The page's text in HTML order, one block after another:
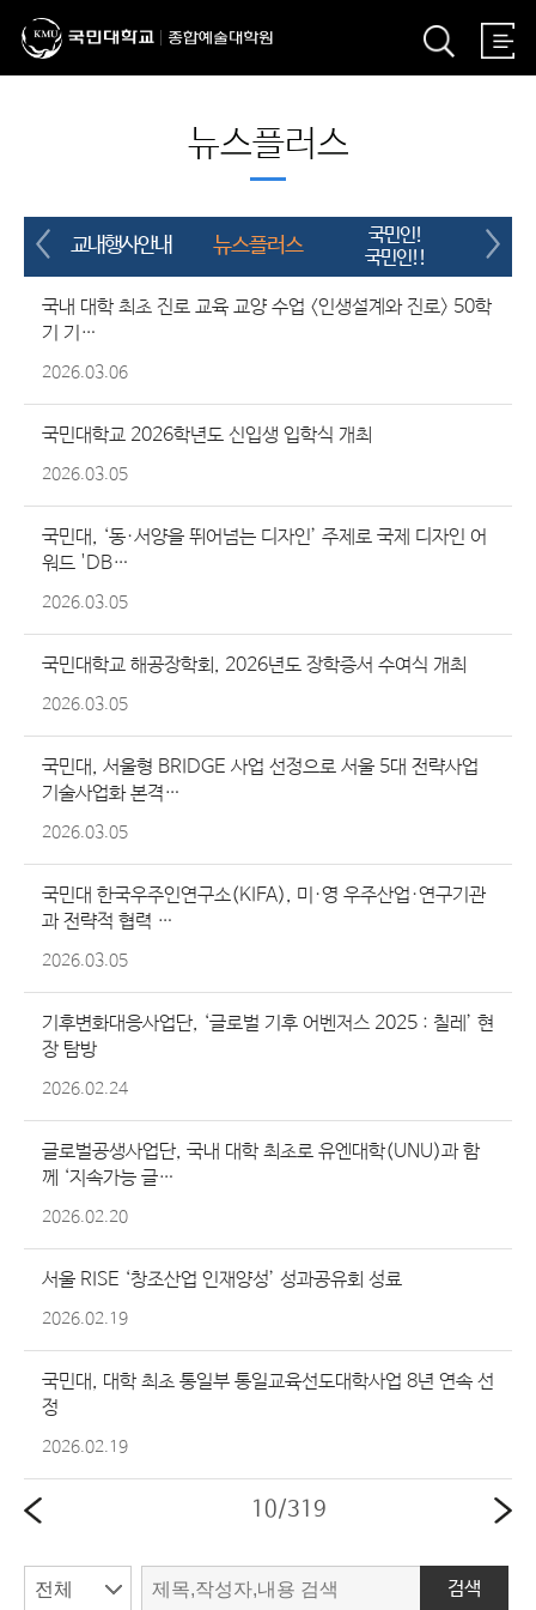
뉴스플러스
교내행사안내 뉴스플러스
국민인!
국민인!!
국내 대학 최초 진로 교육 교양 수업 <인생설계와 진로> 50학
기 기…
2026.03.06
국민대학교 2026학년도 신입생 입학식 개최
2026.03.05
국민대, ‘동·서양을 뛰어넘는 디자인’ 주제로 국제 디자인 어
워드 'DB…
2026.03.05
국민대학교 해공장학회, 2026년도 장학증서 수여식 개최
2026.03.05
국민대, 서울형 BRIDGE 사업 선정으로 서울 5대 전략사업
기술사업화 본격…
2026.03.05
국민대 한국우주인연구소(KIFA), 미·영 우주산업·연구기관
과 전략적 협력 …
2026.03.05
기후변화대응사업단, ‘글로벌 기후 어벤저스 2025 : 칠레’ 현
장 탐방
2026.02.24
글로벌공생사업단, 국내 대학 최초로 유엔대학(UNU)과 함
께 ‘지속가능 글…
2026.02.20
서울 RISE ‘창조산업 인재양성’ 성과공유회 성료
2026.02.19
국민대, 대학 최초 통일부 통일교육선도대학사업 8년 연속 선
정
2026.02.19
10/319
검색